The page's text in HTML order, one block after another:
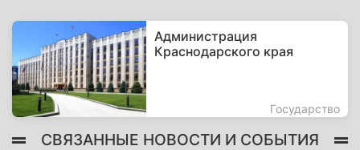
Администрация
Краснодарского края
Государство
СВЯЗАННЫЕ НОВОСТИ И СОБЫТИЯ